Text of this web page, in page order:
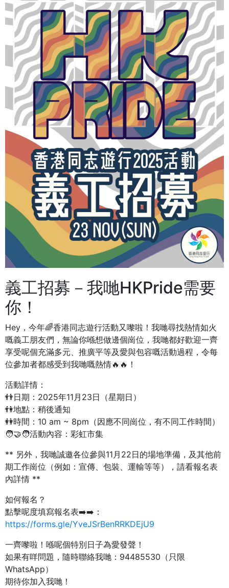
義工招募－我哋HKPride需要
你！
Hey，今年🌈香港同志遊行活動又嚟啦！我哋尋找熱情如火
嘅義工朋友們，無論你喺想做邊個崗位，我哋都好歡迎一齊
享受呢個充滿多元、推廣平等及愛與包容嘅活動過程，令每
位參加者都感受到我哋嘅熱情🔥🔥！
活動詳情：
👬日期：2025年11月23日（星期日）
👫地點：稍後通知
👭時間：10 am ~ 8pm（因應不同崗位，有不同工作時間）
🧑‍🤝‍🧑活動內容：彩虹市集
** 另外，我哋誠邀各位參與11月22日的場地準備，及其他前
期工作崗位（例如：宣傳、包裝、運輸等等），請看報名表
內詳情 **
如何報名？
點擊呢度填寫報名表➡️➡️：
https://forms.gle/YveJSrBenRRKDEjU9
一齊嚟啦！喺呢個特別日子為愛發聲！
如果有咩問題，隨時聯絡我哋：94485530（只限
WhatsApp）
期待你加入我哋！